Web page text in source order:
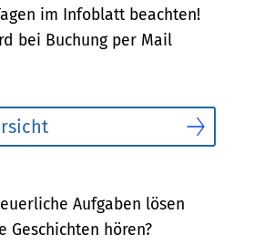
im Infoblatt beachten!
bei Buchung per Mail
Aufgaben lösen
Geschichten hören?